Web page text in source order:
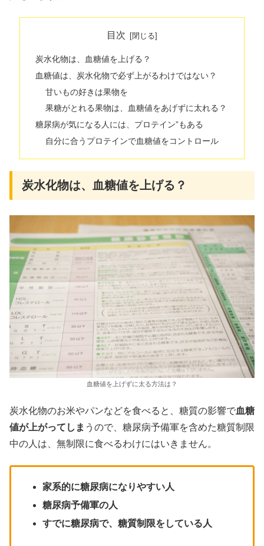
目次
炭水化物は、血糖値を上げる？
血糖値は、炭水化物で必ず上がるわけではない？
甘いもの好きは果物を
果糖がとれる果物は、血糖値をあげずに太れる？
糖尿病が気になる人には、プロテイン”もある
自分に合うプロテインで血糖値をコントロール
炭水化物は、血糖値を上げる？
血糖値を上げずに太る方法は？
炭水化物のお米やパンなどを食べると、糖質の影響で血糖
値が上がってしま うので、糖尿病予備軍を含めた糖質制限
中の人は、無制限に食べるわけにはいきません。
家系的に糖尿病になりやすい人
糖尿病予備軍の人
すでに糖尿病で、糖質制限をしている人